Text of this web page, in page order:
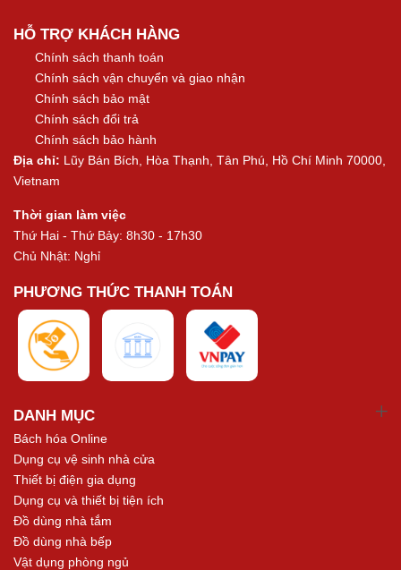
HỖ TRỢ KHÁCH HÀNG
Chính sách thanh toán
Chính sách vận chuyển và giao nhận
Chính sách bảo mật
Chính sách đổi trả
Chính sách bảo hành
Địa chỉ: Lũy Bán Bích, Hòa Thạnh, Tân Phú, Hồ Chí Minh 70000,
Vietnam
Thời gian làm việc
Thứ Hai - Thứ Bảy: 8h30 - 17h30
Chủ Nhật: Nghỉ
PHƯƠNG THỨC THANH TOÁN
DANH MỤC
Bách hóa Online
Dụng cụ vệ sinh nhà cửa
Thiết bị điện gia dụng
Dụng cụ và thiết bị tiện ích
Đồ dùng nhà tắm
Đồ dùng nhà bếp
Vật dụng phòng ngủ